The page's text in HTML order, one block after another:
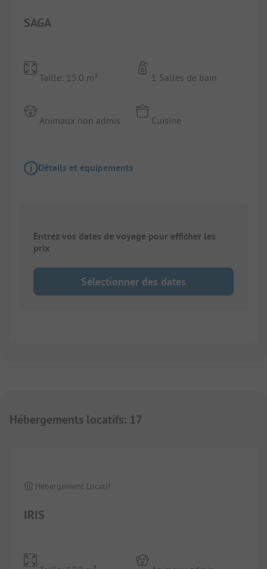
SAGA
Taille: 15.0 m²
Animaux non admis
1 Salles de bain
Cuisine
Détails et équipements
Entrez vos dates de voyage pour afficher les
prix
Sélectionner des dates
Hébergements locatifs: 17
IRIS
Hébergement Locatif